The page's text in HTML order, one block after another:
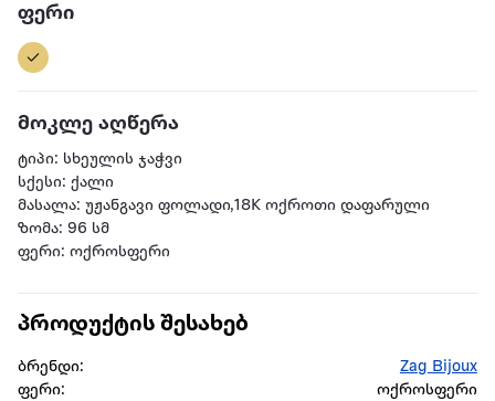
ფერი
მოკლე აღწერა
ტიპი: სხეულის ჯაჭვი
სქესი: ქალი
მასალა: უჟანგავი ფოლადი,18K ოქროთი დაფარული
ზომა: 96 სმ
ფერი: ოქროსფერი
პროდუქტის შესახებ
ბრენდი:
Zag Bijoux
ფერი:
ოქროსფერი